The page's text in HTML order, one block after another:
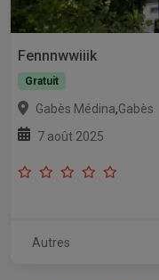
Fennnwwiiik
Gratuit
Gabès Médina,Gabès
7 août 2025
Autres